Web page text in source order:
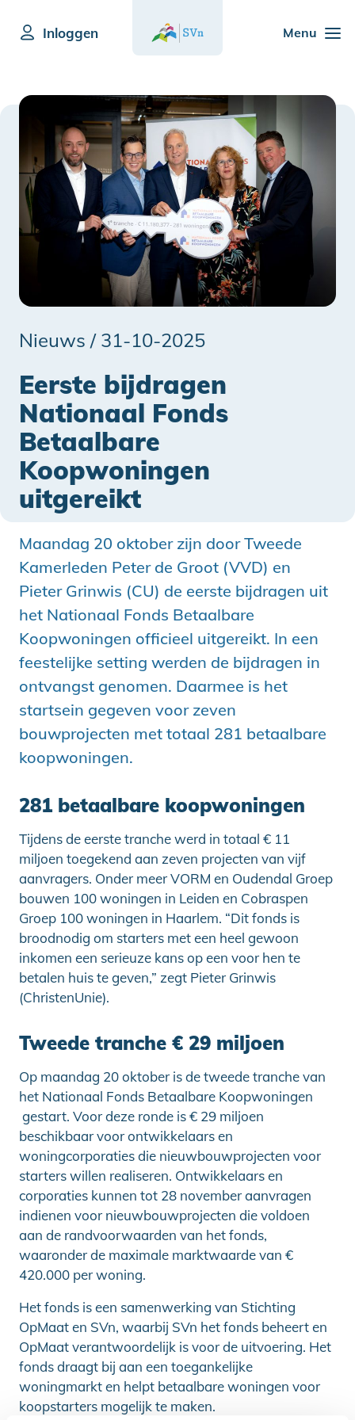
Menu
Inloggen
Nieuws / 31-10-2025
Eerste bijdragen
Nationaal Fonds
Betaalbare
Koopwoningen
uitgereikt
Maandag 20 oktober zijn door Tweede
Kamerleden Peter de Groot (VVD) en
Pieter Grinwis (CU) de eerste bijdragen uit
het Nationaal Fonds Betaalbare
Koopwoningen officieel uitgereikt. In een
feestelijke setting werden de bijdragen in
ontvangst genomen. Daarmee is het
startsein gegeven voor zeven
bouwprojecten met totaal 281 betaalbare
koopwoningen.
281 betaalbare koopwoningen
Tijdens de eerste tranche werd in totaal € 11
miljoen toegekend aan zeven projecten van vijf
aanvragers. Onder meer VORM en Oudendal Groep
bouwen 100 woningen in Leiden en Cobraspen
Groep 100 woningen in Haarlem. “Dit fonds is
broodnodig om starters met een heel gewoon
inkomen een serieuze kans op een voor hen te
betalen huis te geven,” zegt Pieter Grinwis
(ChristenUnie).
Tweede tranche € 29 miljoen
Op maandag 20 oktober is de tweede tranche van
het Nationaal Fonds Betaalbare Koopwoningen
gestart. Voor deze ronde is € 29 miljoen
beschikbaar voor ontwikkelaars en
woningcorporaties die nieuwbouwprojecten voor
starters willen realiseren. Ontwikkelaars en
corporaties kunnen tot 28 november aanvragen
indienen voor nieuwbouwprojecten die voldoen
aan de randvoorwaarden van het fonds,
waaronder de maximale marktwaarde van €
420.000 per woning.
Het fonds is een samenwerking van Stichting
OpMaat en SVn, waarbij SVn het fonds beheert en
OpMaat verantwoordelijk is voor de uitvoering. Het
fonds draagt bij aan een toegankelijke
woningmarkt en helpt betaalbare woningen voor
koopstarters mogelijk te maken.